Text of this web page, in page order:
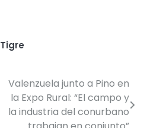
Tigre
Valenzuela junto a Pino en
la Expo Rural: “El campo y
la industria del conurbano